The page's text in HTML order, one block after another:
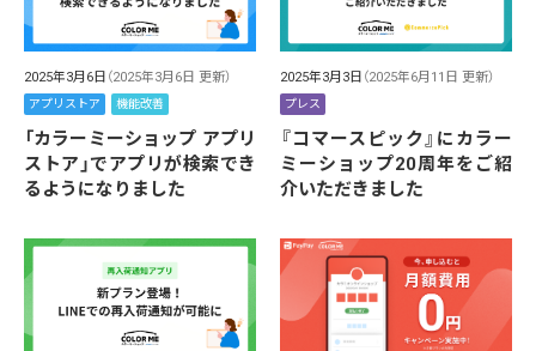
2025年3月6日 （2025年3月6日 更新）
アプリストア 機能改善
「カラーミーショップ アプリ
ストア」でアプリが検索でき
るようになりました
2025年3月3日 （2025年6月11日 更新）
プレス
『コマースピック』にカラー
ミーショップ20周年をご紹
介いただきました